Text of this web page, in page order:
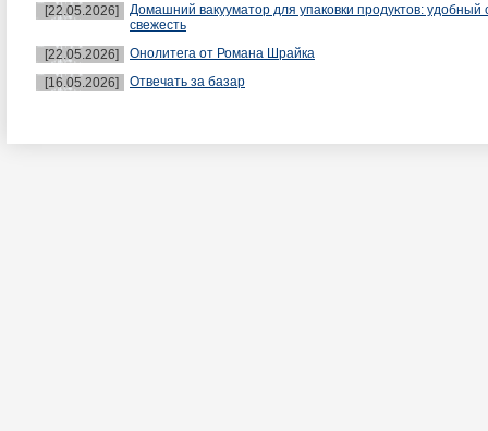
[22.05.2026]
Домашний вакууматор для упаковки продуктов: удобный
свежесть
[22.05.2026]
Онолитега от Романа Шрайка
[16.05.2026]
Отвечать за базар